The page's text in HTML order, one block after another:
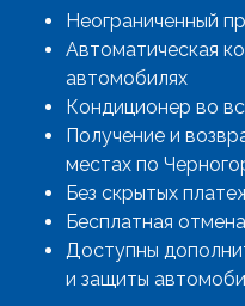
Неограниченный
Автоматическая
автомобилях
Кондиционер во
Получение и
местах по
Без скрытых
Бесплатная отмена
Доступны
и защиты